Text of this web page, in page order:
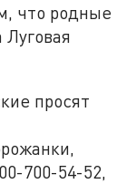
что родные
просят
700-54-52,